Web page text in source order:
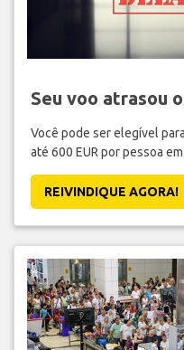
Seu voo atrasou
Você pode ser elegível
até 600 EUR por pessoa
REIVINDIQUE AGORA!